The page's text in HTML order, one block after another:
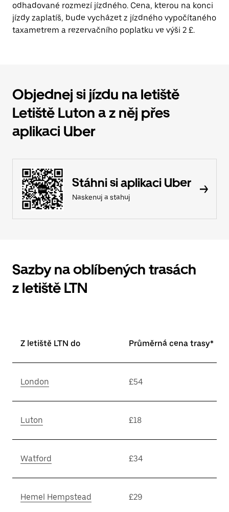
odhadované rozmezí jízdného. Cena, kterou na konci
jízdy zaplatíš, bude vycházet z jízdného vypočítaného
taxametrem a rezervačního poplatku ve výši 2 £.
Objednej si jízdu na letiště
Letiště Luton a z něj přes
aplikaci Uber
Stáhni si aplikaci Uber
Naskenuj a stahuj
Sazby na oblíbených trasách
z letiště LTN
Z letiště LTN do Průměrná cena trasy*
London £54
Luton £18
Watford £34
Hemel Hempstead £29